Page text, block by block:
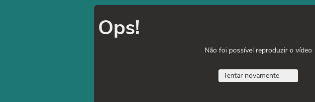
Ops!
Não foi possível reproduzir o vídeo
Tentar novamente